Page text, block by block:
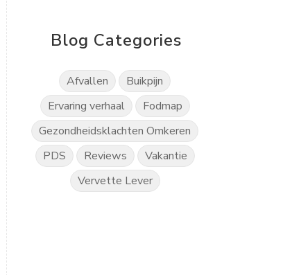
Blog Categories
Afvallen
Buikpijn
Ervaring verhaal
Fodmap
Gezondheidsklachten Omkeren
PDS
Reviews
Vakantie
Vervette Lever